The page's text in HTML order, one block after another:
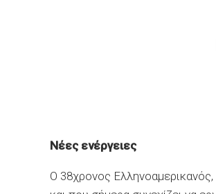
Νέες ενέργειες
Ο 38χρονος